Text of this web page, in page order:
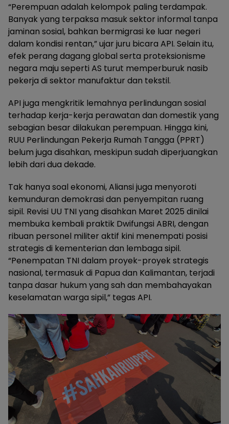
“Perempuan adalah kelompok paling terdampak.
Banyak yang terpaksa masuk sektor informal tanpa
jaminan sosial, bahkan bermigrasi ke luar negeri
dalam kondisi rentan,” ujar juru bicara API. Selain itu,
efek perang dagang global serta proteksionisme
negara maju seperti AS turut memperburuk nasib
pekerja di sektor manufaktur dan tekstil.
API juga mengkritik lemahnya perlindungan sosial
terhadap kerja-kerja perawatan dan domestik yang
sebagian besar dilakukan perempuan. Hingga kini,
RUU Perlindungan Pekerja Rumah Tangga (PPRT)
belum juga disahkan, meskipun sudah diperjuangkan
lebih dari dua dekade.
Tak hanya soal ekonomi, Aliansi juga menyoroti
kemunduran demokrasi dan penyempitan ruang
sipil. Revisi UU TNI yang disahkan Maret 2025 dinilai
membuka kembali praktik Dwifungsi ABRI, dengan
ribuan personel militer aktif kini menempati posisi
strategis di kementerian dan lembaga sipil.
“Penempatan TNI dalam proyek-proyek strategis
nasional, termasuk di Papua dan Kalimantan, terjadi
tanpa dasar hukum yang sah dan membahayakan
keselamatan warga sipil,” tegas API.